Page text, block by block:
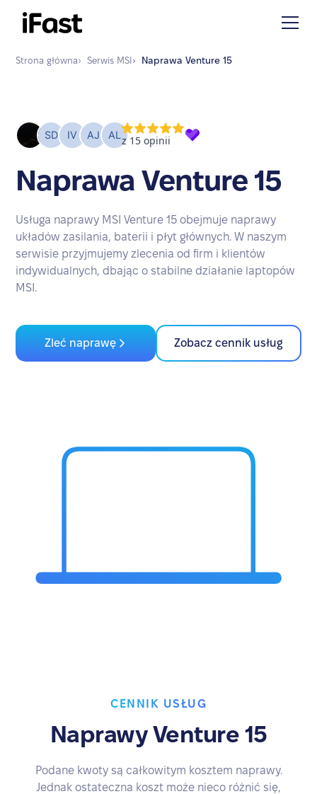
Strona główna› Serwis MSI › Naprawa Venture 15
Naprawa Venture 15
Usługa naprawy MSI Venture 15 obejmuje naprawy
układów zasilania, baterii i płyt głównych. W naszym
serwisie przyjmujemy zlecenia od firm i klientów
indywidualnych, dbając o stabilne działanie laptopów
MSI.
Zleć naprawę Zobacz cennik usług
CENNIK USŁUG
Naprawy Venture 15
Podane kwoty są całkowitym kosztem naprawy.
Jednak ostateczna koszt może nieco różnić się,